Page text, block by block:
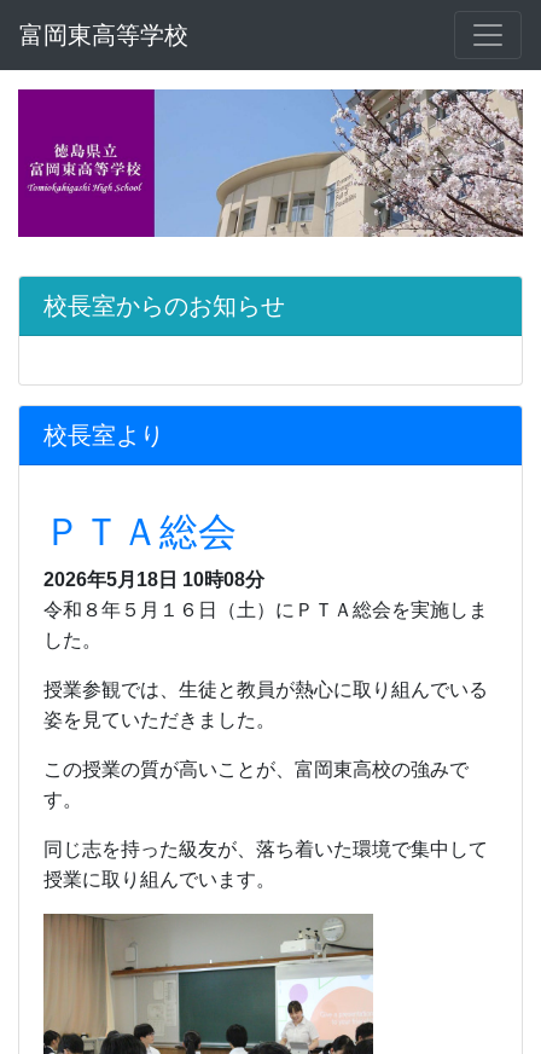
富岡東高等学校
校長室からのお知らせ
校長室より
ＰＴＡ総会
2026年5月18日 10時08分
令和８年５月１６日（土）にＰＴＡ総会を実施しま
した。
授業参観では、生徒と教員が熱心に取り組んでいる
姿を見ていただきました。
この授業の質が高いことが、富岡東高校の強みで
す。
同じ志を持った級友が、落ち着いた環境で集中して
授業に取り組んでいます。